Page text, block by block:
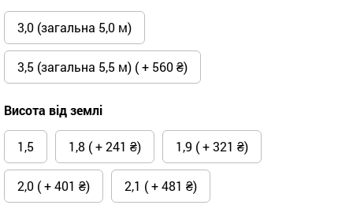
3,0 (загальна 5,0 м)
3,5 (загальна 5,5 м) ( + 560 ₴)
Висота від землі
1,5 1,8 ( + 241 ₴) 1,9 ( + 321 ₴)
2,0 ( + 401 ₴) 2,1 ( + 481 ₴)